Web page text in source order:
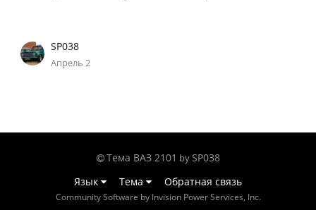
SP038
Апрель 2
Тема ВАЗ 2101 by SP038
Язык
Тема Обратная связь
Community Software by Invision Power Services, Inc.